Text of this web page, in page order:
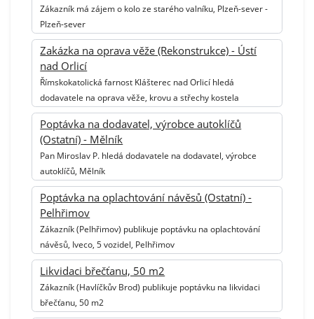
Zákazník má zájem o kolo ze starého valníku, Plzeň-sever -
Plzeň-sever
Zakázka na oprava věže (Rekonstrukce) - Ústí
nad Orlicí
Římskokatolická farnost Klášterec nad Orlicí hledá
dodavatele na oprava věže, krovu a střechy kostela
Poptávka na dodavatel, výrobce autoklíčů
(Ostatní) - Mělník
Pan Miroslav P. hledá dodavatele na dodavatel, výrobce
autoklíčů, Mělník
Poptávka na oplachtování návěsů (Ostatní) -
Pelhřimov
Zákazník (Pelhřimov) publikuje poptávku na oplachtování
návěsů, Iveco, 5 vozidel, Pelhřimov
Likvidaci břečťanu, 50 m2
Zákazník (Havlíčkův Brod) publikuje poptávku na likvidaci
břečťanu, 50 m2